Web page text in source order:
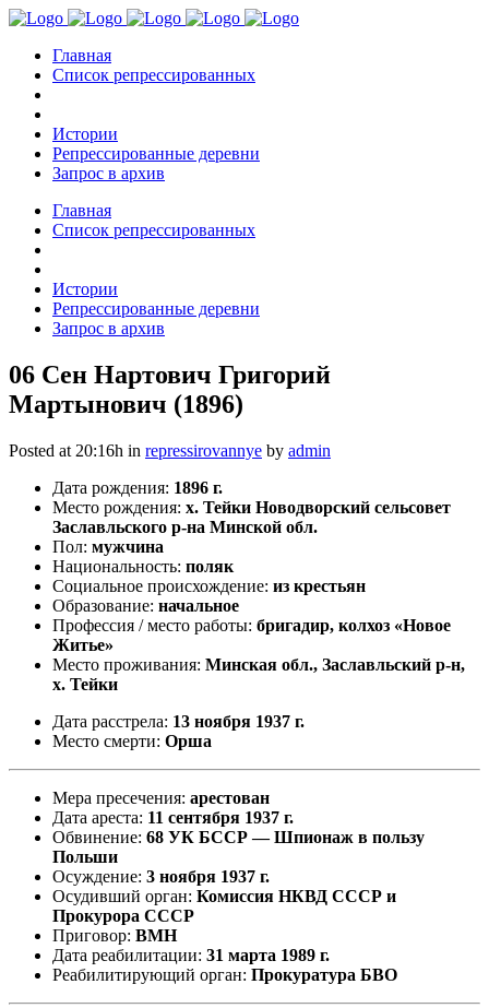
Главная
Список репрессированных
Истории
Репрессированные деревни
Запрос в архив
Главная
Список репрессированных
Истории
Репрессированные деревни
Запрос в архив
06 Сен Нартович Григорий
Мартынович (1896)
Posted at 20:16h in repressirovannye by admin
Дата рождения: 1896 г.
Место рождения: х. Тейки Новодворский сельсовет
Заславльского р-на Минской обл.
Пол: мужчина
Национальность: поляк
Социальное происхождение: из крестьян
Образование: начальное
Профессия / место работы: бригадир, колхоз «Новое
Житье»
Место проживания: Минская обл., Заславльский р-н,
х. Тейки
Дата расстрела: 13 ноября 1937 г.
Место смерти: Орша
Мера пресечения: арестован
Дата ареста: 11 сентября 1937 г.
Обвинение: 68 УК БССР — Шпионаж в пользу
Польши
Осуждение: 3 ноября 1937 г.
Осудивший орган: Комиссия НКВД СССР и
Прокурора СССР
Приговор: ВМН
Дата реабилитации: 31 марта 1989 г.
Реабилитирующий орган: Прокуратура БВО